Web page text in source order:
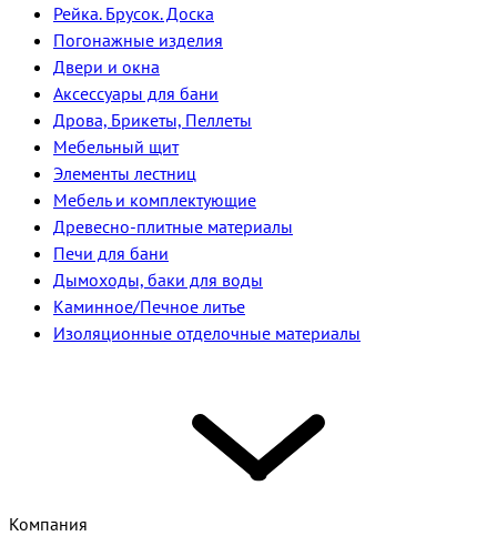
Рейка. Брусок. Доска
Погонажные изделия
Двери и окна
Аксессуары для бани
Дрова, Брикеты, Пеллеты
Мебельный щит
Элементы лестниц
Мебель и комплектующие
Древесно-плитные материалы
Печи для бани
Дымоходы, баки для воды
Каминное/Печное литье
Изоляционные отделочные материалы
Компания